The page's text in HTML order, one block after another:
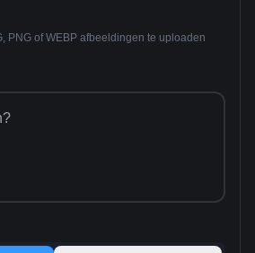
PNG of WEBP afbeeldingen te uploaden